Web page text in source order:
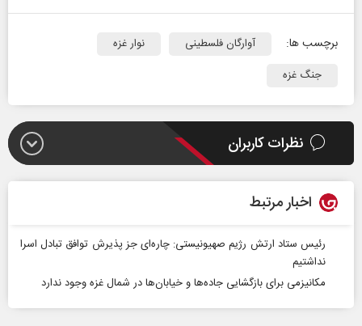
برچسب ها: آوارگان فلسطینی
نوار غزه
جنگ غزه
نظرات کاربران
اخبار مرتبط
رئیس ستاد ارتش رژیم صهیونیستی: چاره‌ای جز پذیرش توافق تبادل اسرا
نداشتیم
مکانیزمی برای بازگشایی جاده‌ها و خیابان‌ها در شمال غزه وجود ندارد